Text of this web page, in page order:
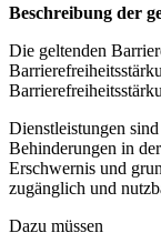
Beschreibung der
Die geltenden
Dienstleistungen
Behinderungen in
Erschwernis und
zugänglich und
Dazu müssen